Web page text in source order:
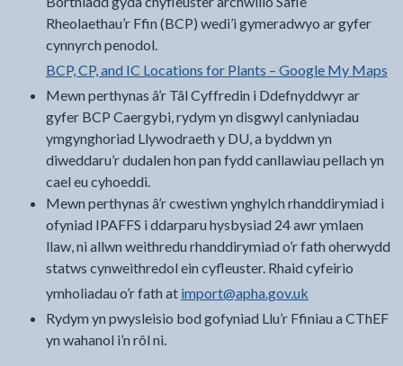
Rheolaethau’r Ffin (BCP) wedi’i gymeradwyo ar gyfer
cynnyrch penodol.
BCP, CP, and IC Locations for Plants – Google My Maps
Mewn perthynas â’r Tâl Cyffredin i Ddefnyddwyr ar
gyfer BCP Caergybi, rydym yn disgwyl canlyniadau
ymgynghoriad Llywodraeth y DU, a byddwn yn
diweddaru’r dudalen hon pan fydd canllawiau pellach yn
cael eu cyhoeddi.
Mewn perthynas â’r cwestiwn ynghylch rhanddirymiad i
ofyniad IPAFFS i ddarparu hysbysiad 24 awr ymlaen
llaw, ni allwn weithredu rhanddirymiad o’r fath oherwydd
statws cynweithredol ein cyfleuster. Rhaid cyfeirio
ymholiadau o’r fath at import@apha.gov.uk
Rydym yn pwysleisio bod gofyniad Llu’r Ffiniau a CThEF
yn wahanol i’n rôl ni.